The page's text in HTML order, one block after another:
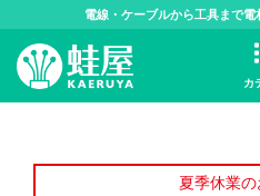
電線・ケーブルから工具まで
カ
夏季休業